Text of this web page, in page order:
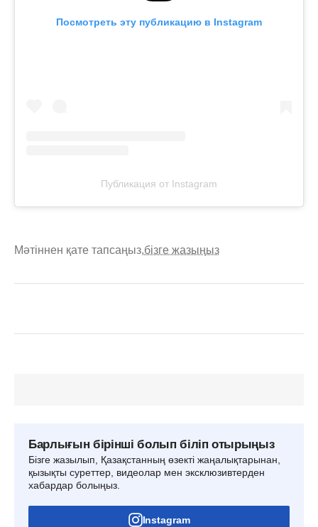
Посмотреть эту публикацию в Instagram
Публикация от Instagram
Мәтіннен қате тапсаңыз,бізге жазыңыз
Барлығын бірінші болып біліп отырыңыз
Бізге жазылып, Қазақстанның өзекті жаңалықтарынан,
қызықты суреттер, видеолар мен эксклюзивтерден
хабардар болыңыз.
Instagram